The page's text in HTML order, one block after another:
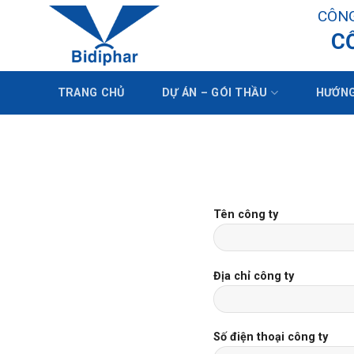
TRANG CHỦ DỰ ÁN – GÓI THẦU
Tên công ty
Địa chỉ công ty
Số điện thoại công ty